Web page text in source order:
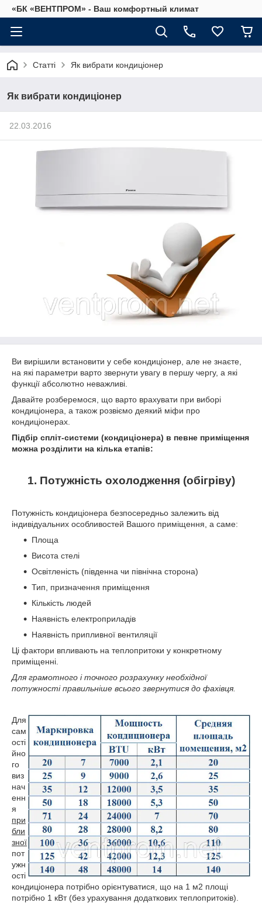
«БК «ВЕНТПРОМ» - Ваш комфортный климат
Статті Як вибрати кондиціонер
Як вибрати кондиціонер
22.03.2016
Ви вирішили встановити у себе кондиціонер, але не знаєте,
на які параметри варто звернути увагу в першу чергу, а які
функції абсолютно неважливі.
Давайте розберемося, що варто врахувати при виборі
кондиціонера, а також розвіємо деякий міфи про
кондиціонерах.
Підбір спліт-системи (кондиціонера) в певне приміщення
можна розділити на кілька етапів:
1. Потужність охолодження (обігріву)
Потужність кондиціонера безпосередньо залежить від
індивідуальних особливостей Вашого приміщення, а саме:
Площа
Висота стелі
Освітленість (південна чи північна сторона)
Тип, призначення приміщення
Кількість людей
Наявність електроприладів
Наявність припливної вентиляції
Ці фактори впливають на теплопритоки у конкретному
приміщенні.
Для грамотного і точного розрахунку необхідної
потужності правильніше всього звернутися до фахівця.
Для
сам
ості
йно
го
виз
нач
енн
я
при
бли
зної
пот
ужн
ості
кондиціонера потрібно орієнтуватися, що на 1 м2 площі
потрібно 1 кВт (без урахування додаткових теплопритоків).